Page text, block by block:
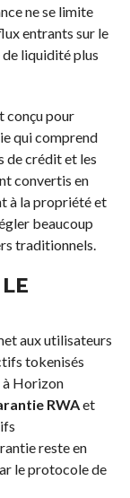
ne se limite
entrants sur le
liquidité plus
conçu pour
qui comprend
de crédit et les
convertis en
à la propriété et
beaucoup
traditionnels.
aux utilisateurs
tokenisés
à Horizon
RWAet
reste en
le protocole de